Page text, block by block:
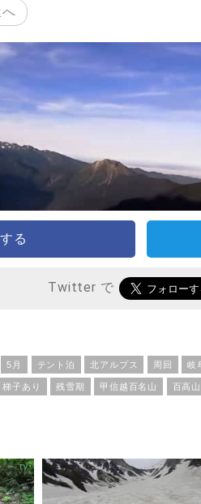
る
Twitter で
5月 テント泊 北アルプス 周回 岐
梯子あり 残雪期 甲信越百名山 百高山